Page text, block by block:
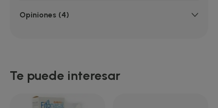
Opiniones (4)
Te puede interesar